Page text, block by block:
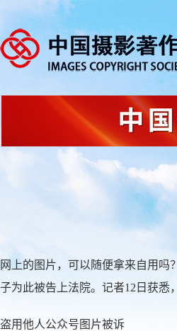
网上的图片，可以随便拿来自用
子为此被告上法院。记者12日获悉
盗用他人公众号图片被诉